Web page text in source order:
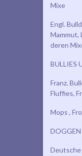
Mixe
Engl.
Mammut,
deren
BULLIES
Franz.
Fluffies,
Mops ,
DOGGEN
Deutsche